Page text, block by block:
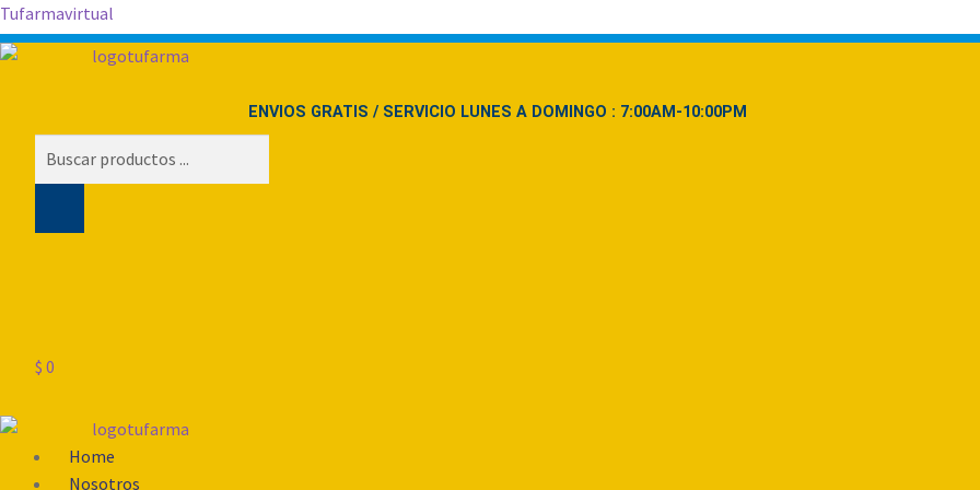
Tufarmavirtual
ENVIOS GRATIS / SERVICIO LUNES A DOMINGO : 7:00AM-10:00PM
$ 0
Menú
Home
Nosotros